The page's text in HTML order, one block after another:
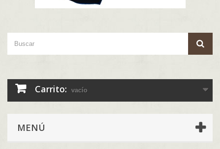
Carrito: vacío
MENÚ